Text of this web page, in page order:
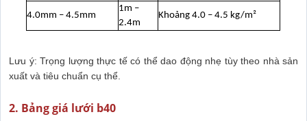
4.0mm – 4.5mm
1m –
2.4m
Khoảng 4.0 – 4.5 kg/m²
Lưu ý: Trọng lượng thực tế có thể dao động nhẹ tùy theo nhà sản
xuất và tiêu chuẩn cụ thể.
2. Bảng giá lưới b40